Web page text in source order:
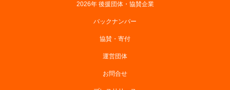
2026年 後援団体・協賛企業
バックナンバー
協賛・寄付
運営団体
お問合せ